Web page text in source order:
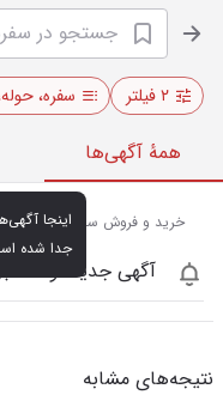
۲ فیلتر سفره،
همهٔ آگهی‌ها
جدا شده
خرید و فروش سفره، حوله و
آگهی جدید اومد
نتیجه‌های مشابه